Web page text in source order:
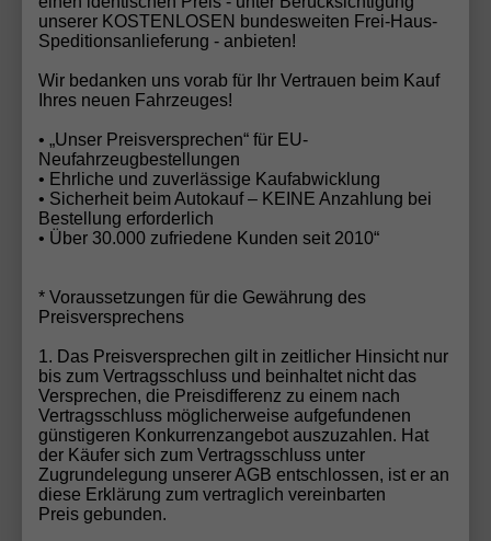
entscheidende Erfolgsfaktoren im Automobilhandel
sind. In einer Branche, die oft vom Preisdruck
GmbH auf langfristige Kundenbeziehungen, ehrliche
Beratung und nachvollziehbare Angebote – und wird
dafür nun mit dem Deutschen Fairness-Preis 2025
belohnt.
Haben Sie Ihr Traumfahrzeug noch nicht entdeckt?
Kein Problem! Mit unserem EU-Neuwagen
Konfiguratorkönnen Sie Ihr Wunschauto in
wenigen Schritten individuell zusammenstellen –
genau nach Ihren Vorstellungen. Alternativ senden
Sie uns IhreFahrzeuganfrage, und unser
erfahrenes Team findet das perfekte Fahrzeug für
Sie. Egal ob spezifische Ausstattung, Farbe oder
Modell – wir machen Ihren Autotraum wahr!
unserer KOSTENLOSEN bundesweiten Frei-Haus-
Speditionsanlieferung - anbieten!
Wir bedanken uns vorab für Ihr Vertrauen beim Kauf
Ihres neuen Fahrzeuges!
• „Unser Preisversprechen“ für EU-
Neufahrzeugbestellungen
• Ehrliche und zuverlässige Kaufabwicklung
• Sicherheit beim Autokauf – KEINE Anzahlung bei
Bestellung erforderlich
• Über 30.000 zufriedene Kunden seit 2010“
* Voraussetzungen für die Gewährung des
Preisversprechens
1. Das Preisversprechen gilt in zeitlicher Hinsicht nur
bis zum Vertragsschluss und beinhaltet nicht das
Versprechen, die Preisdifferenz zu einem nach
Vertragsschluss möglicherweise aufgefundenen
günstigeren Konkurrenzangebot auszuzahlen. Hat
der Käufer sich zum Vertragsschluss unter
Zugrundelegung unserer AGB entschlossen, ist er an
diese Erklärung zum vertraglich vereinbarten
Preis gebunden.